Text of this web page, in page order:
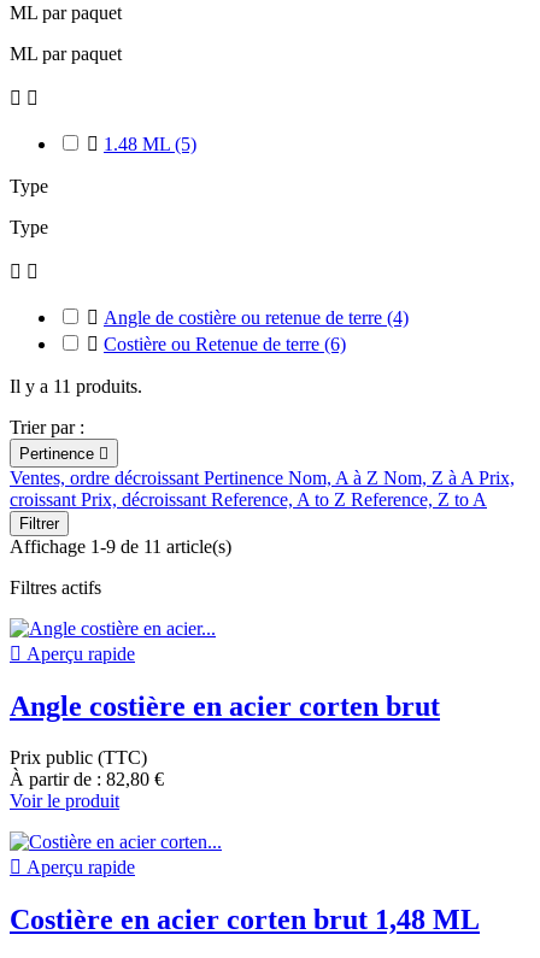
ML par paquet
ML par paquet
 
 1.48 ML (5)
Type
Type
 
 Angle de costière ou retenue de terre (4)
 Costière ou Retenue de terre (6)
Il y a 11 produits.
Trier par :
Pertinence 
Ventes, ordre décroissant Pertinence Nom, A à Z Nom, Z à A Prix,
croissant Prix, décroissant Reference, A to Z Reference, Z to A
Filtrer
Affichage 1-9 de 11 article(s)
Filtres actifs
 Aperçu rapide
Angle costière en acier corten brut
Prix public (TTC)
À partir de : 82,80 €
Voir le produit
 Aperçu rapide
Costière en acier corten brut 1,48 ML